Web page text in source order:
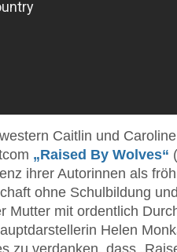
Caitlin und
„Raised By Wolves“
ihrer Autorinnen als
ohne Schulbildung
Mutter mit ordentlich
Helen
zu verdanken, dass